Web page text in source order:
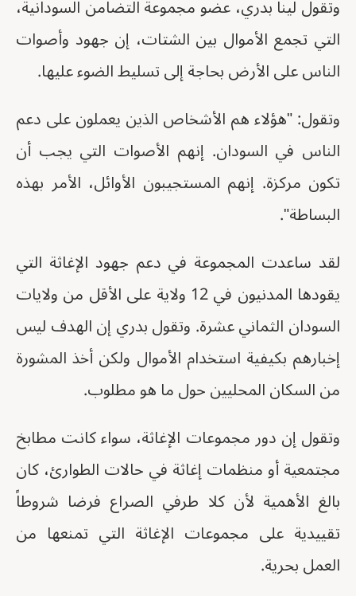
وتقول لينا بدري، عضو مجموعة التضامن السودانية،
التي تجمع الأموال بين الشتات، إن جهود وأصوات
الناس على الأرض بحاجة إلى تسليط الضوء عليها.
وتقول: "هؤلاء هم الأشخاص الذين يعملون على دعم
الناس في السودان. إنهم الأصوات التي يجب أن
تكون مركزة. إنهم المستجيبون الأوائل، الأمر بهذه
البساطة".
لقد ساعدت المجموعة في دعم جهود الإغاثة التي
يقودها المدنيون في 12 ولاية على الأقل من ولايات
السودان الثماني عشرة. وتقول بدري إن الهدف ليس
إخبارهم بكيفية استخدام الأموال ولكن أخذ المشورة
من السكان المحليين حول ما هو مطلوب.
وتقول إن دور مجموعات الإغاثة، سواء كانت مطابخ
مجتمعية أو منظمات إغاثة في حالات الطوارئ، كان
بالغ الأهمية لأن كلا طرفي الصراع فرضا شروطاً
تقييدية على مجموعات الإغاثة التي تمنعها من
العمل بحرية.